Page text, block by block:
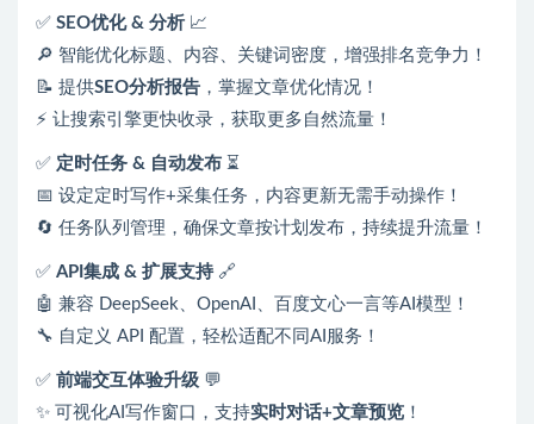
✅ SEO优化 & 分析 📈
🔎 智能优化标题、内容、关键词密度，增强排名竞争力！
📝 提供SEO分析报告 ，掌握文章优化情况！
⚡ 让搜索引擎更快收录，获取更多自然流量！
✅ 定时任务 & 自动发布 ⏳
📅 设定定时写作+采集任务，内容更新无需手动操作！
🔄 任务队列管理，确保文章按计划发布，持续提升流量！
✅ API集成 & 扩展支持🔗
🤖 兼容 DeepSeek、OpenAI、百度文心一言等AI模型！
🔧 自定义 API 配置，轻松适配不同AI服务！
✅ 前端交互体验升级 💬
✨ 可视化AI写作窗口，支持实时对话+文章预览 ！